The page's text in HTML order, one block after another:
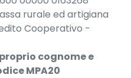
rurale ed artigiana
Cooperativo -
cognome e
MPA20